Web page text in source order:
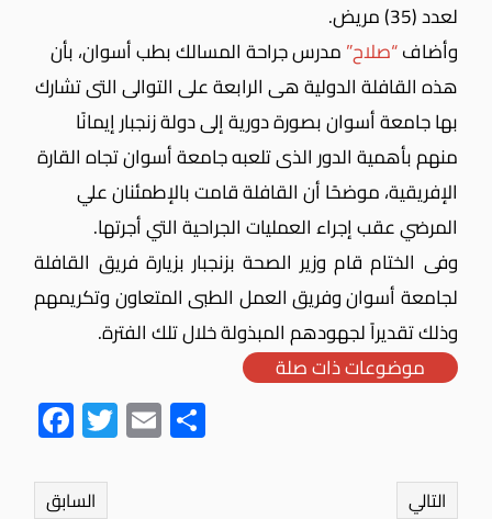
لعدد (35) مريض.
وأضاف“صلاح”مدرس جراحة المسالك بطب أسوان، بأن
هذه القافلة الدولية هى الرابعة على التوالى التى تشارك
بها جامعة أسوان بصورة دورية إلى دولة زنجبار إيمانًا
منهم بأهمية الدور الذى تلعبه جامعة أسوان تجاه القارة
الإفريقية، موضحًا أن القافلة قامت بالإطمئنان علي
المرضي عقب إجراء العمليات الجراحية التي أجرتها.
وفى الختام قام وزير الصحة بزنجبار بزيارة فريق القافلة
لجامعة أسوان وفريق العمل الطبى المتعاون وتكريمهم
وذلك تقديراً لجهودهم المبذولة خلال تلك الفترة.
موضوعات ذات صلة
Fac
ok
Twit
Ema
السابق التالي